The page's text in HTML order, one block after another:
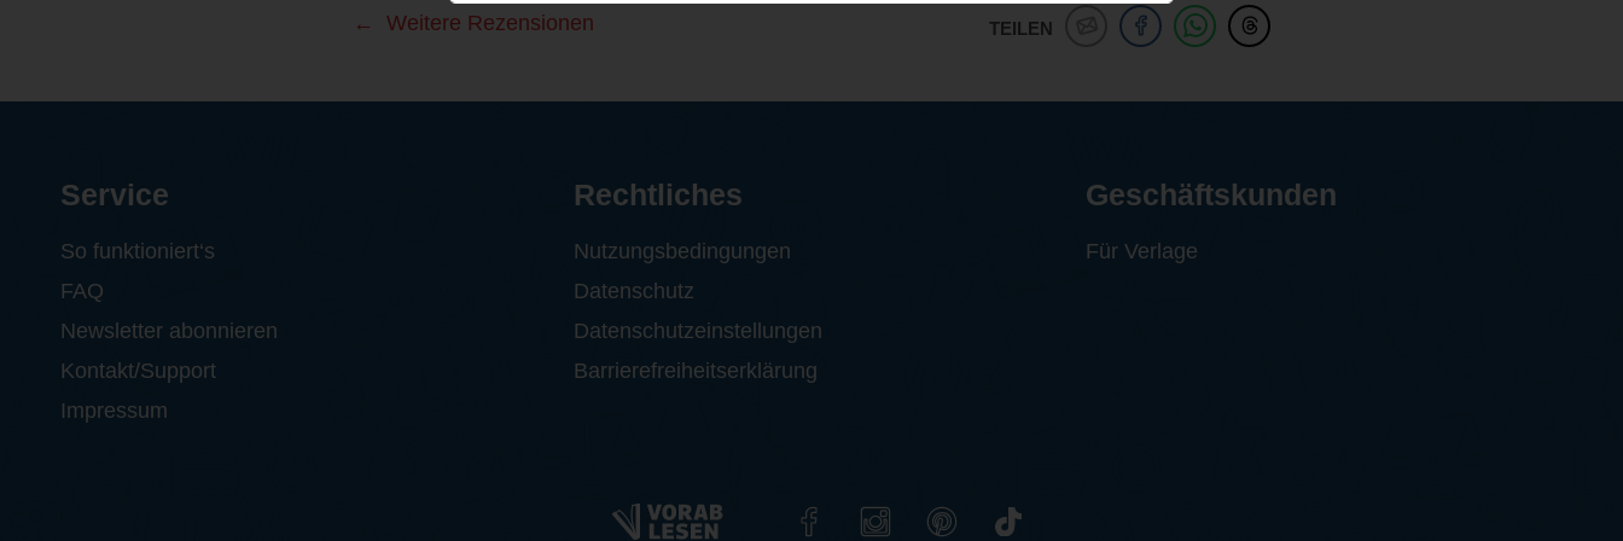
TEILEN
Weitere Rezensionen
Service
So funktioniert‘s
FAQ
Newsletter abonnieren
Kontakt/Support
Impressum
Rechtliches
Nutzungsbedingungen
Datenschutz
Datenschutzeinstellungen
Barrierefreiheitserklärung
Geschäftskunden
Für Verlage